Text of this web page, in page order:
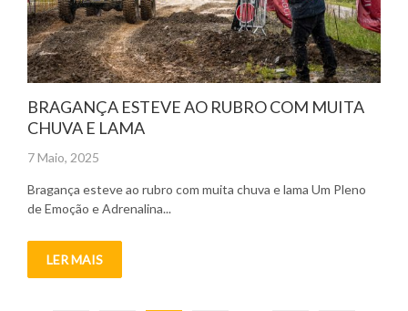
BRAGANÇA ESTEVE AO RUBRO COM MUITA
CHUVA E LAMA
Posted
7 Maio, 2025
Bragança esteve ao rubro com muita chuva e lama Um Pleno
de Emoção e Adrenalina...
LER MAIS